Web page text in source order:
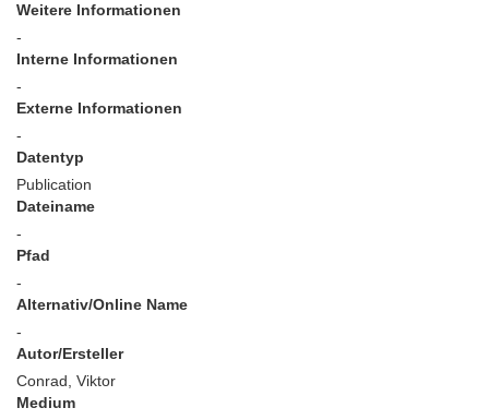
Weitere Informationen
-
Interne Informationen
-
Externe Informationen
-
Datentyp
Publication
Dateiname
-
Pfad
-
Alternativ/Online Name
-
Autor/Ersteller
Conrad, Viktor
Medium